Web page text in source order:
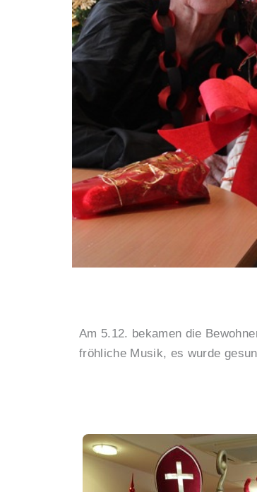
Am 5.12. bekamen die
fröhliche Musik, es wurde